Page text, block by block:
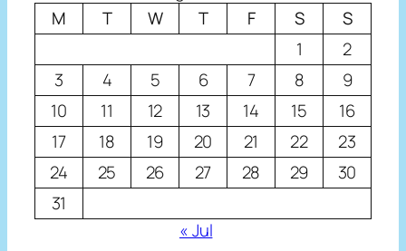
M
T W T F S
S
1
2
3
4 5 6 7 8
9
10
11 12 13 14 15
16
17
18 19 20 21 22
23
24
25 26 27 28 29
30
31
« Jul